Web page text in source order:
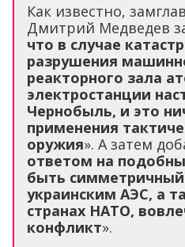
Как известно,
Дмитрий Медведев
что в случае
разрушения
реакторного зала
электростанции
Чернобыль, и это
применения
оружия». А затем
ответом на
быть симметричный
украинским АЭС, а
странах НАТО,
конфликт».